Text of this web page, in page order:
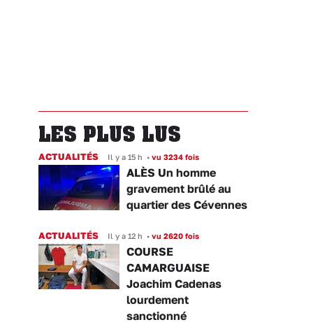
LES PLUS LUS
ACTUALITÉS Il y a 15 h • vu 3234 fois
ALÈS Un homme
gravement brûlé au
quartier des Cévennes
ACTUALITÉS Il y a 12 h • vu 2620 fois
COURSE
CAMARGUAISE
Joachim Cadenas
lourdement
sanctionné